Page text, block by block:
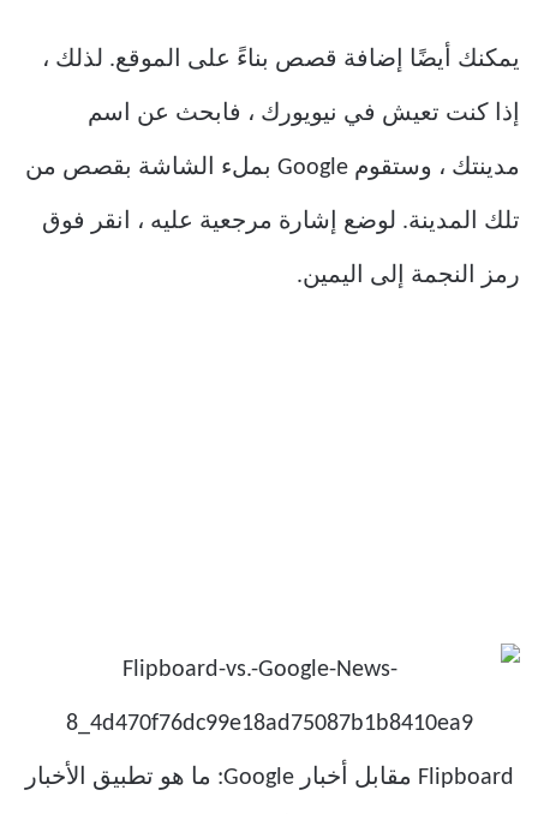
يمكنك أيضًا إضافة قصص بناءً على الموقع. لذلك ،
إذا كنت تعيش في نيويورك ، فابحث عن اسم
مدينتك ، وستقوم Google بملء الشاشة بقصص من
تلك المدينة. لوضع إشارة مرجعية عليه ، انقر فوق
رمز النجمة إلى اليمين.